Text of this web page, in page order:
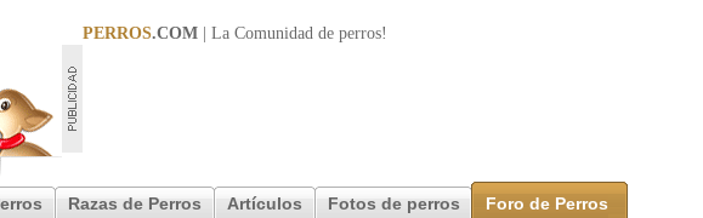
PERROS.COM | La Comunidad de perros!
Razas de Perros Artículos Fotos de perros Foro de Perros